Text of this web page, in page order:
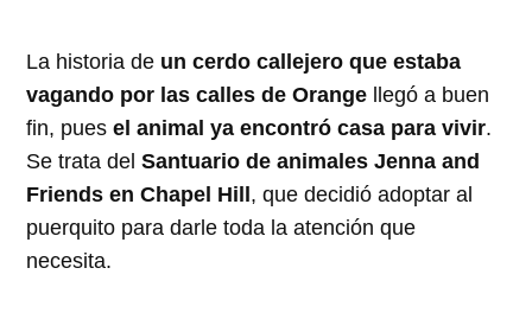
La historia de un cerdo callejero que estaba
vagando por las calles de Orange llegó a buen
fin, puesel animal ya encontró casa para vivir.
Se trata delSantuario de animales Jenna and
Friends en Chapel Hill , que decidió adoptar al
puerquito para darle toda la atención que
necesita.